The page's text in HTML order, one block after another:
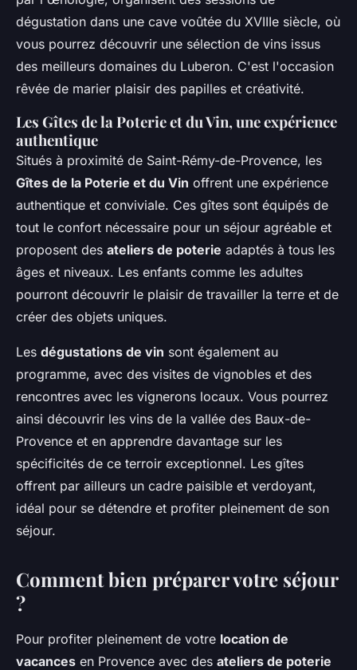
dégustation dans une cave voûtée du XVIIIe siècle, où
vous pourrez découvrir une sélection de vins issus
des meilleurs domaines du Luberon. C'est l'occasion
rêvée de marier plaisir des papilles et créativité.
Les Gîtes de la Poterie et du Vin, une expérience
authentique
Situés à proximité de Saint-Rémy-de-Provence, les
Gîtes de la Poterie et du Vin offrent une expérience
authentique et conviviale. Ces gîtes sont équipés de
tout le confort nécessaire pour un séjour agréable et
proposent des ateliers de poterie adaptés à tous les
âges et niveaux. Les enfants comme les adultes
pourront découvrir le plaisir de travailler la terre et de
créer des objets uniques.
Les dégustations de vin sont également au
programme, avec des visites de vignobles et des
rencontres avec les vignerons locaux. Vous pourrez
ainsi découvrir les vins de la vallée des Baux-de-
Provence et en apprendre davantage sur les
spécificités de ce terroir exceptionnel. Les gîtes
offrent par ailleurs un cadre paisible et verdoyant,
idéal pour se détendre et profiter pleinement de son
séjour.
Comment bien préparer votre séjour
?
Pour profiter pleinement de votre location de
vacances en Provence avec des ateliers de poterie